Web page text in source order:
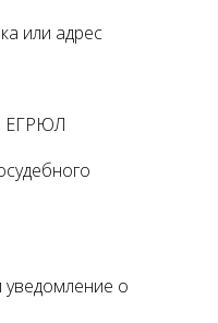
или адрес
ЕГРЮЛ
о